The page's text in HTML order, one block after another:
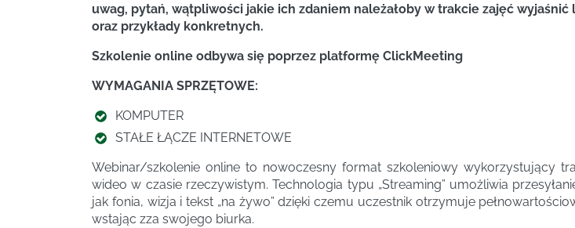
uwag, pytań, wątpliwości jakie ich zdaniem należałoby w trakcie zajęć wyjaśnić
oraz przykłady konkretnych.
Szkolenie online odbywa się poprzez platformę ClickMeeting
WYMAGANIA SPRZĘTOWE:
KOMPUTER
STAŁE ŁĄCZE INTERNETOWE
Webinar/szkolenie online to nowoczesny format szkoleniowy wykorzystujący
wideo w czasie rzeczywistym. Technologia typu „Streaming” umożliwia
jak fonia, wizja i tekst „na żywo” dzięki czemu uczestnik otrzymuje
wstając zza swojego biurka.